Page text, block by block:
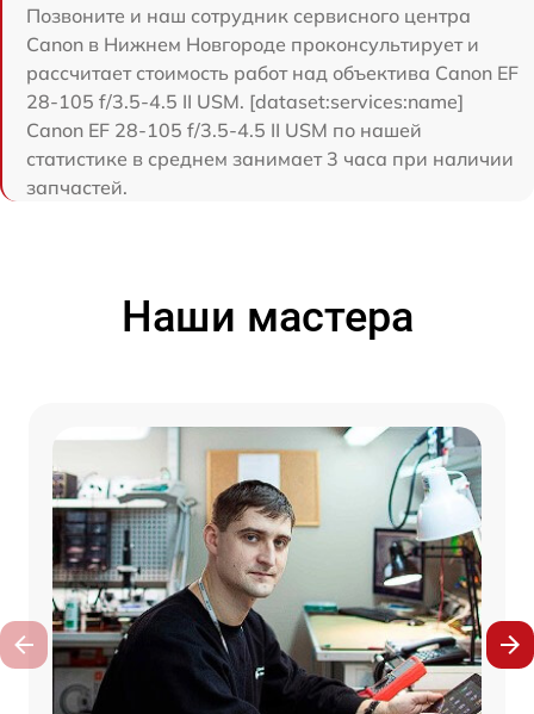
Позвоните и наш сотрудник сервисного центра
Canon в Нижнем Новгороде проконсультирует и
рассчитает стоимость работ над объектива Canon EF
28-105 f/3.5-4.5 II USM. [dataset:services:name]
Canon EF 28-105 f/3.5-4.5 II USM по нашей
статистике в среднем занимает 3 часа при наличии
запчастей.
Наши мастера